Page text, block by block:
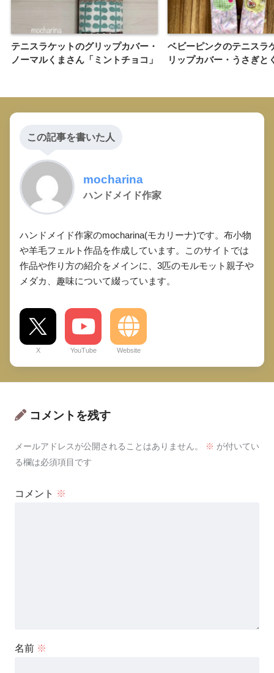
テニスラケットのグリップカバー・
ノーマルくまさん「ミントチョコ」
ベビーピンクのテニスラ
リップカバー・うさぎと
この記事を書いた人
mocharina
ハンドメイド作家
ハンドメイド作家のmocharina(モカリーナ)です。布小物
や羊毛フェルト作品を作成しています。このサイトでは
作品や作り方の紹介をメインに、3匹のモルモット親子や
メダカ、趣味について綴っています。
X YouTube Website
コメントを残す
メールアドレスが公開されることはありません。 ※ が付いてい
る欄は必須項目です
コメント ※
名前 ※